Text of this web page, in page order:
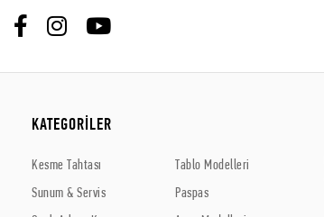
KATEGORİLER
Kesme Tahtası
Sunum & Servis
Tablo Modelleri
Paspas